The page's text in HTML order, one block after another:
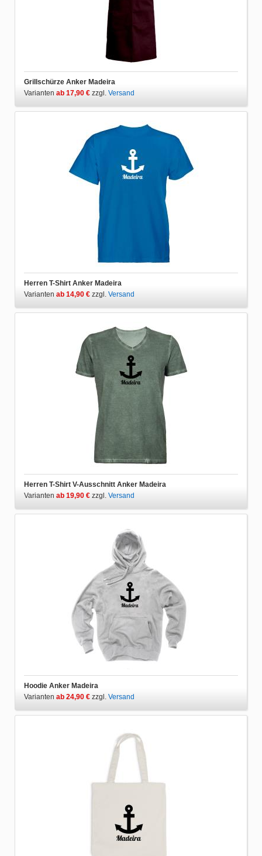
Grillschürze Anker Madeira
Varianten ab 17,90 € zzgl. Versand
Herren T-Shirt Anker Madeira
Varianten ab 14,90 € zzgl. Versand
Herren T-Shirt V-Ausschnitt Anker Madeira
Varianten ab 19,90 € zzgl. Versand
Hoodie Anker Madeira
Varianten ab 24,90 € zzgl. Versand